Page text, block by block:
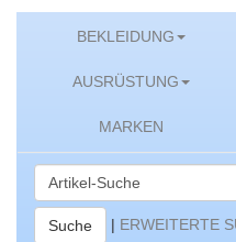
BEKLEIDUNG
AUSRÜSTUNG
MARKEN
Suche | ERWEITERTE